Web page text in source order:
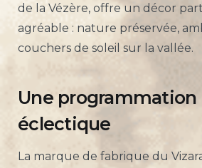
de la Vézère, offre un décor
agréable : nature préservée,
couchers de soleil sur la vallée.
Une programmation
éclectique
La marque de fabrique du